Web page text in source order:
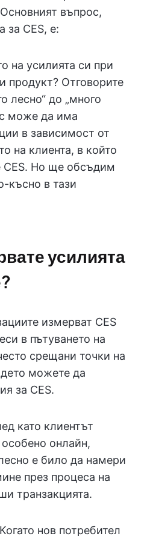
въпрос,
за CES, е:
на усилията си при
продукт? Отговорите
лесно“ до „много
може да има
в зависимост от
на клиента, в който
CES. Но ще обсъдим
късно в тази
усилията
измерват CES
в пътуването на
срещани точки на
можете да
за CES.
като клиентът
онлайн,
е било да намери
през процеса на
транзакцията.
нов потребител